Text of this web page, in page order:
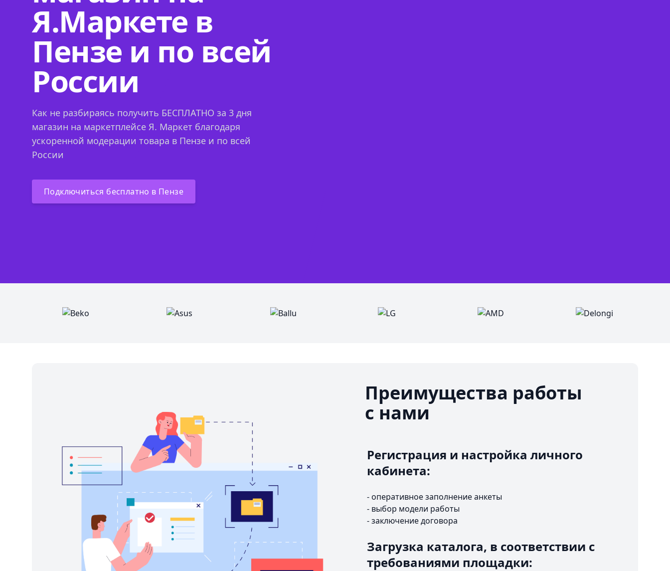
Я.Маркете в
Пензе и по всей
России
Как не разбираясь получить БЕСПЛАТНО за 3 дня
магазин на маркетплейсе Я. Маркет благодаря
ускоренной модерации товара в Пензе и по всей
России
Подключиться бесплатно в Пензе
Преимущества работы
с нами
Регистрация и настройка личного
кабинета:
- оперативное заполнение анкеты
- выбор модели работы
- заключение договора
Загрузка каталога, в соответствии с
требованиями площадки: